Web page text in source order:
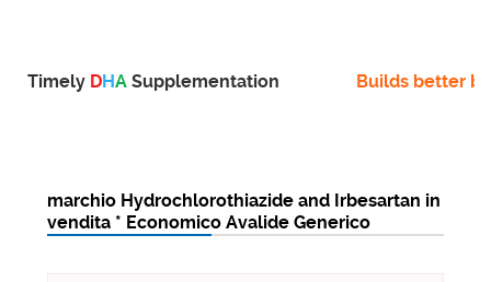
Timely DHA Supplementation Builds better
marchio Hydrochlorothiazide and Irbesartan in
vendita * Economico Avalide Generico